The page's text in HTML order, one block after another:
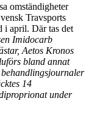
omständigheter
Travsports
i april. Där tas det
Imidocarb
Aetos Kronos
bland annat
14
under